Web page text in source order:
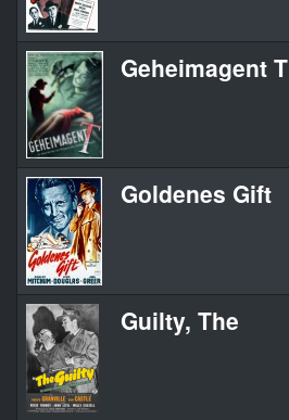
Geheimagent T
Goldenes Gift
Guilty, The